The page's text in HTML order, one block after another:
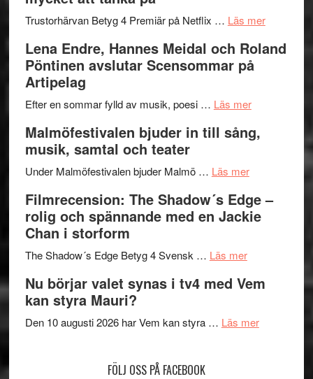
lättsam
2026
I
Delvis
genrens
terräng
Trustorhärvan Betyg 4 Premiär på Netflix … Läs merom
på
Lena Endre, Hannes Meidal och Roland
Pöntinen avslutar Scensommar på
Artipelag
Efter en sommar fylld av musik, poesi … Läs merom
Endre,
Roland
Pöntinen
Artipelag
Malmöfestivalen bjuder in till sång,
musik, samtal och teater
Under Malmöfestivalen bjuder Malmö … Läs merom
bjuder
in
samtal
teater
Filmrecension: The Shadow´s Edge –
rolig och spännande med en Jackie
Chan i storform
The Shadow´s Edge Betyg 4 Svensk … Läs merom
The
´s
Nu börjar valet synas i tv4 med Vem
kan styra Mauri?
Den 10 augusti 2026 har Vem kan styra … Läs merom
FÖLJ OSS PÅ FACEBOOK